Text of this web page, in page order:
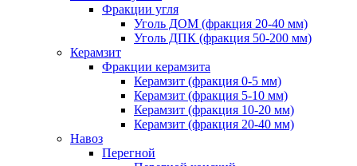
Фракции угля
Уголь ДОМ (фракция 20-40 мм)
Уголь ДПК (фракция 50-200 мм)
Керамзит
Фракции керамзита
Керамзит (фракция 0-5 мм)
Керамзит (фракция 5-10 мм)
Керамзит (фракция 10-20 мм)
Керамзит (фракция 20-40 мм)
Навоз
Перегной